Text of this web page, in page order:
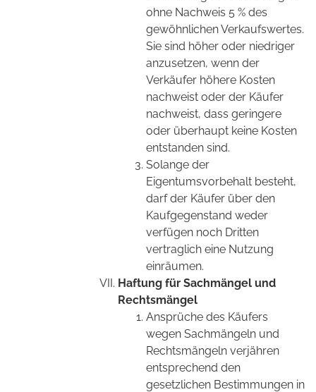
ohne Nachweis 5 % des
gewöhnlichen Verkaufswertes.
Sie sind höher oder niedriger
anzusetzen, wenn der
Verkäufer höhere Kosten
nachweist oder der Käufer
nachweist, dass geringere
oder überhaupt keine Kosten
entstanden sind.
Solange der
Eigentumsvorbehalt besteht,
darf der Käufer über den
Kaufgegenstand weder
verfügen noch Dritten
vertraglich eine Nutzung
einräumen.
Haftung für Sachmängel und
Rechtsmängel
Ansprüche des Käufers
wegen Sachmängeln und
Rechtsmängeln verjähren
entsprechend den
gesetzlichen Bestimmungen in